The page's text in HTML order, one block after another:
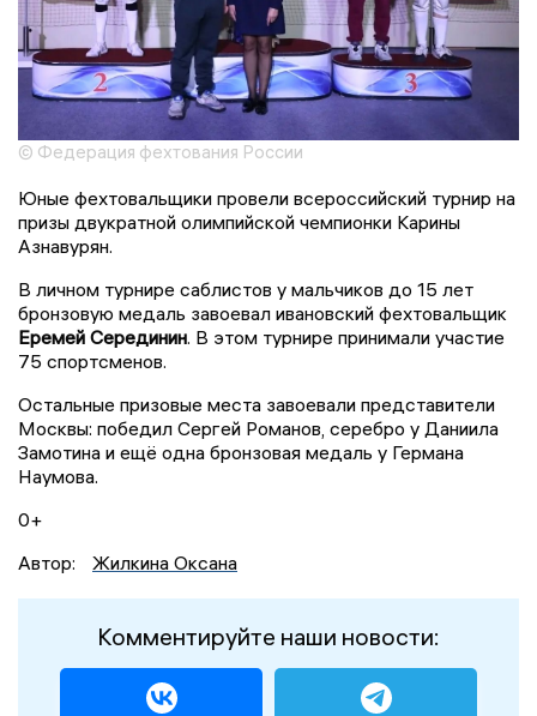
© Федерация фехтования России
Юные фехтовальщики провели всероссийский турнир на
призы двукратной олимпийской чемпионки Карины
Азнавурян.
В личном турнире саблистов у мальчиков до 15 лет
бронзовую медаль завоевал ивановский фехтовальщик
Еремей Серединин. В этом турнире принимали участие
75 спортсменов.
Остальные призовые места завоевали представители
Москвы: победил Сергей Романов, серебро у Даниила
Замотина и ещё одна бронзовая медаль у Германа
Наумова.
0+
Автор:
Жилкина Оксана
Комментируйте наши новости: